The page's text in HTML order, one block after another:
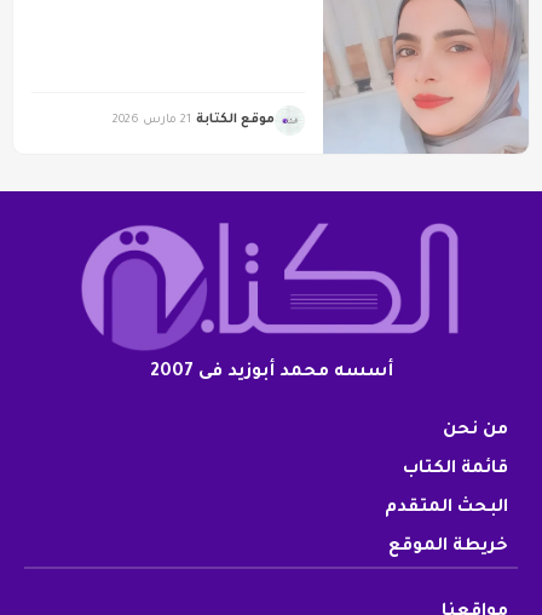
موقع الكتابة 21 مارس 2026
أسسه محمد أبوزيد فى 2007
من نحن
قائمة الكتاب
البحث المتقدم
خريطة الموقع